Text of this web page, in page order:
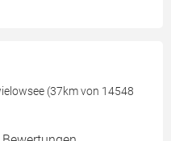
(37km von 14548